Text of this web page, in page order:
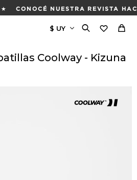
★ CONOCÉ NUESTRA REVISTA
Coolway - Kizuna